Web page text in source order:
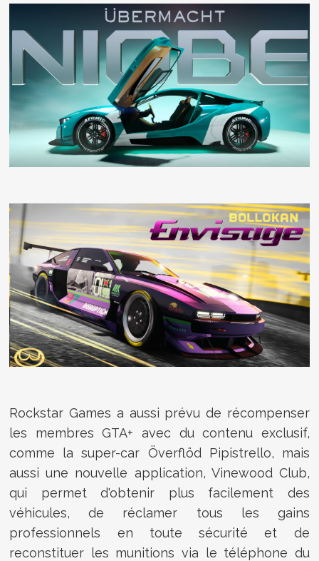
Rockstar Games a aussi prévu de récompenser
les membres GTA+ avec du contenu exclusif,
comme la super-car Överflöd Pipistrello, mais
aussi une nouvelle application, Vinewood Club,
qui permet d'obtenir plus facilement des
véhicules, de réclamer tous les gains
professionnels en toute sécurité et de
reconstituer les munitions via le téléphone du